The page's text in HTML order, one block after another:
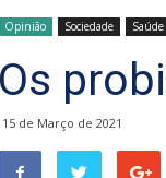
Opinião Sociedade Saúde
Os
15 de Março de 2021